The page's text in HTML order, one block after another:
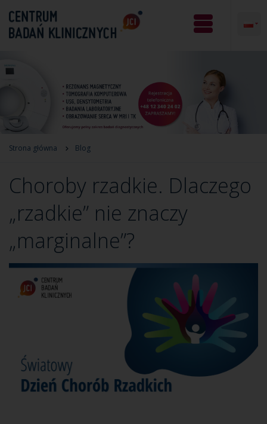
Strona główna Blog
Choroby rzadkie. Dlaczego
„rzadkie” nie znaczy
„marginalne”?